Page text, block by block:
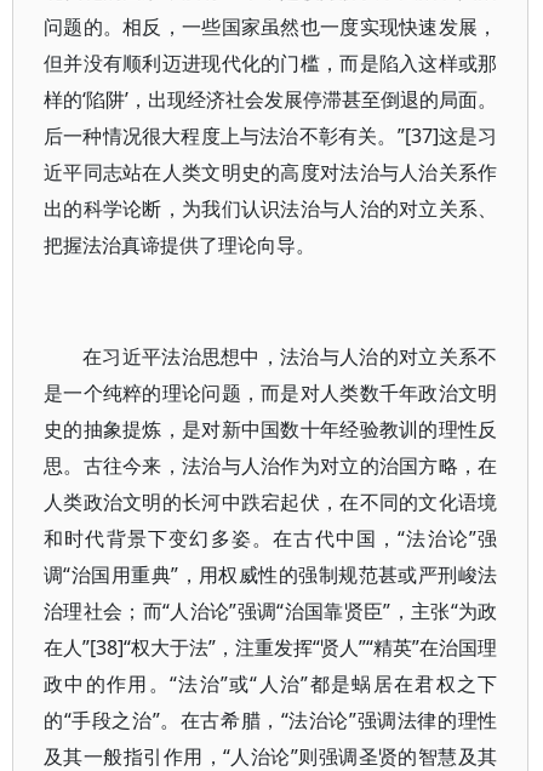
问题的。相反，一些国家虽然也一度实现快速发展，
但并没有顺利迈进现代化的门槛，而是陷入这样或那
样的‘陷阱’，出现经济社会发展停滞甚至倒退的局面。
后一种情况很大程度上与法治不彰有关。”[37]这是习
近平同志站在人类文明史的高度对法治与人治关系作
出的科学论断，为我们认识法治与人治的对立关系、
把握法治真谛提供了理论向导。
在习近平法治思想中，法治与人治的对立关系不
是一个纯粹的理论问题，而是对人类数千年政治文明
史的抽象提炼，是对新中国数十年经验教训的理性反
思。古往今来，法治与人治作为对立的治国方略，在
人类政治文明的长河中跌宕起伏，在不同的文化语境
和时代背景下变幻多姿。在古代中国，“法治论”强
调“治国用重典”，用权威性的强制规范甚或严刑峻法
治理社会；而“人治论”强调“治国靠贤臣”，主张“为政
在人”[38]“权大于法”，注重发挥“贤人”“精英”在治国理
政中的作用。“法治”或“人治”都是蜗居在君权之下
的“手段之治”。在古希腊，“法治论”强调法律的理性
及其一般指引作用，“人治论”则强调圣贤的智慧及其